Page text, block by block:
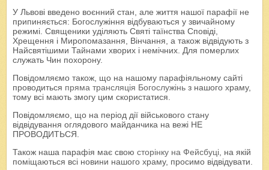
У Львові введено воєнний стан, але життя нашої парафії не
припиняється: Богослужіння відбуваються у звичайному
режимі. Священики уділяють Святі таїнства Сповіді,
Хрещення і Миропомазання, Вінчання, а також відвідують з
Найсвятішими Тайнами хворих і немічних. Для померлих
служать Чин похорону.
Повідомляємо також, що на нашому парафіяльному сайті
проводиться пряма трансляція Богослужінь з нашого храму,
тому всі мають змогу цим скористатися.
Повідомляємо, що на період дії військового стану
відвідування оглядового майданчика на вежі НЕ
ПРОВОДИТЬСЯ.
Також наша парафія має свою сторінку на Фейсбуці, на якій
поміщаються всі новини нашого храму, просимо відвідувати.